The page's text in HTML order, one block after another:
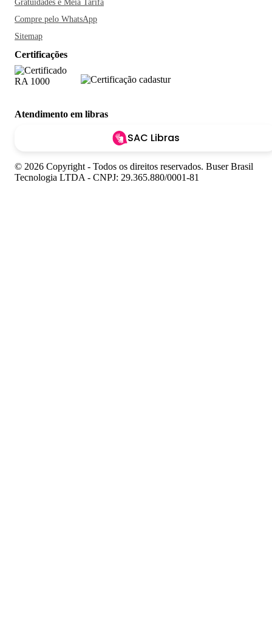
Gratuidades e Meia Tarifa
Compre pelo WhatsApp
Sitemap
Certificações
Atendimento em libras
SAC Libras
© 2026 Copyright - Todos os direitos reservados. Buser Brasil
Tecnologia LTDA - CNPJ: 29.365.880/0001-81